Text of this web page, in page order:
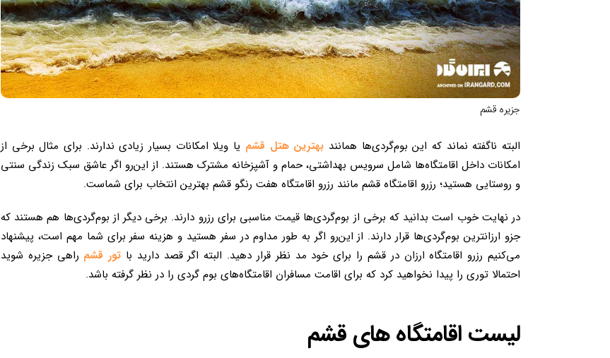
جزیره قشم
البته ناگفته نماند که این بوم‌گردی‌ها همانند بهترین هتل قشم یا ویلا امکانات بسیار زیادی ندارند. برای مثال برخی از
امکانات داخل اقامتگاه‌ها شامل سرویس بهداشتی، حمام و آشپزخانه مشترک هستند. از این‌رو اگر عاشق سبک زندگی سنتی
و روستایی هستید؛ رزرو اقامتگاه قشم مانند رزرو اقامتگاه هفت رنگو قشم بهترین انتخاب برای شماست.
در نهایت خوب است بدانید که برخی از بوم‌گردی‌ها قیمت مناسبی برای رزرو دارند. برخی دیگر از بوم‌گردی‌ها هم هستند که
جزو ارزان‎ترین بوم‌گردی‌ها قرار دارند. از این‌رو اگر به طور مداوم در سفر هستید و هزینه سفر برای شما مهم است، پیشنهاد
می‌کنیم رزرو اقامتگاه ارزان در قشم را برای خود مد نظر قرار دهید. البته اگر قصد دارید با تور قشم راهی جزیره شوید
احتمالا توری را پیدا نخواهید کرد که برای اقامت مسافران اقامتگاه‌های بوم گردی را در نظر گرفته باشد.
لیست اقامتگاه های قشم